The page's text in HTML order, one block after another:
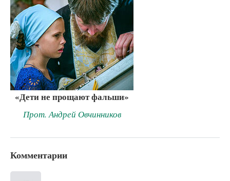
«Дети не прощают фальши»
Прот. Андрей Овчинников
Комментарии